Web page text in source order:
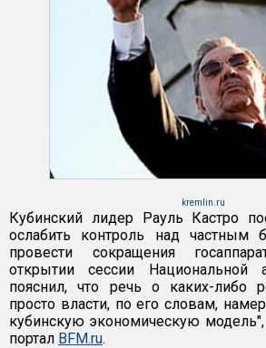
kremlin.ru
Кубинский лидер Рауль Кастро
ослабить контроль над частным
провести сокращения
открытии сессии Национальной
пояснил, что речь о каких-либо
просто власти, по его словам,
кубинскую экономическую
портал BFM.ru.